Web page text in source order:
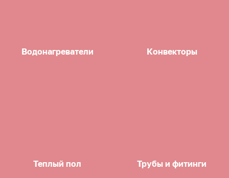
Водонагреватели Конвекторы
Теплый пол Трубы и фитинги